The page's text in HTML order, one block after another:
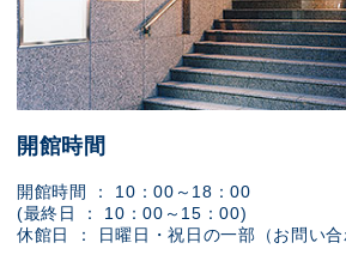
開館時間
開館時間 ： 10：00～18：00
(最終日 ： 10：00～15：00)
休館日 ： 日曜日・祝日の一部（お問い合